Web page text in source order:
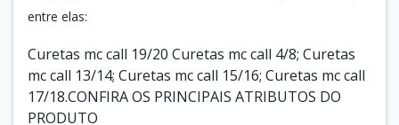
entre elas:
Curetas mc call 19/20 Curetas mc call 4/8; Curetas
mc call 13/14; Curetas mc call 15/16; Curetas mc call
17/18.CONFIRA OS PRINCIPAIS ATRIBUTOS DO
PRODUTO